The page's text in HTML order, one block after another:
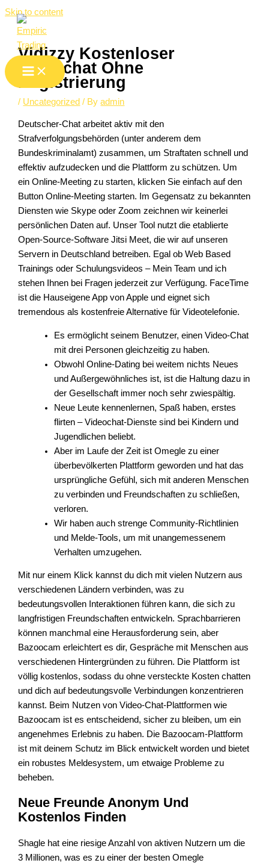
Skip to content
Vidizzy Kostenloser
Videochat Ohne
Registrierung
/ Uncategorized / Byadmin
Deutscher-Chat arbeitet aktiv mit den
Strafverfolgungsbehörden (unter anderem dem
Bundeskriminalamt) zusammen, um Straftaten schnell und
effektiv aufzudecken und die Plattform zu schützen. Um
ein Online-Meeting zu starten, klicken Sie einfach auf den
Button Online-Meeting starten. Im Gegensatz zu bekannten
Diensten wie Skype oder Zoom zeichnen wir keinerlei
persönlichen Daten auf. Unser Tool nutzt die etablierte
Open-Source-Software Jitsi Meet, die wir auf unseren
Servern in Deutschland betreiben. Egal ob Web Based
Trainings oder Schulungsvideos – Mein Team und ich
stehen Ihnen bei Fragen jederzeit zur Verfügung. FaceTime
ist die Hauseigene App von Apple und eignet sich
tremendous als kostenfreie Alternative für Videotelefonie.
Es ermöglicht seinem Benutzer, einen Video-Chat
mit drei Personen gleichzeitig zu haben.
Obwohl Online-Dating bei weitem nichts Neues
und Außergewöhnliches ist, ist die Haltung dazu in
der Gesellschaft immer noch sehr zwiespältig.
Neue Leute kennenlernen, Spaß haben, erstes
flirten – Videochat-Dienste sind bei Kindern und
Jugendlichen beliebt.
Aber im Laufe der Zeit ist Omegle zu einer
überbevölkerten Plattform geworden und hat das
ursprüngliche Gefühl, sich mit anderen Menschen
zu verbinden und Freundschaften zu schließen,
verloren.
Wir haben auch strenge Community-Richtlinien
und Melde-Tools, um mit unangemessenem
Verhalten umzugehen.
Mit nur einem Klick kannst du dich mit vielen Nutzern aus
verschiedenen Ländern verbinden, was zu
bedeutungsvollen Interaktionen führen kann, die sich zu
langfristigen Freundschaften entwickeln. Sprachbarrieren
können manchmal eine Herausforderung sein, aber
Bazoocam erleichtert es dir, Gespräche mit Menschen aus
verschiedenen Hintergründen zu führen. Die Plattform ist
völlig kostenlos, sodass du ohne versteckte Kosten chatten
und dich auf bedeutungsvolle Verbindungen konzentrieren
kannst. Beim Nutzen von Video-Chat-Plattformen wie
Bazoocam ist es entscheidend, sicher zu bleiben, um ein
angenehmes Erlebnis zu haben. Die Bazoocam-Plattform
ist mit deinem Schutz im Blick entwickelt worden und bietet
ein robustes Meldesystem, um etwaige Probleme zu
beheben.
Neue Freunde Anonym Und
Kostenlos Finden
Shagle hat eine riesige Anzahl von aktiven Nutzern um die
3 Millionen, was es zu einer der besten Omegle